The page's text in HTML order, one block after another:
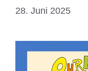
28. Juni 2025